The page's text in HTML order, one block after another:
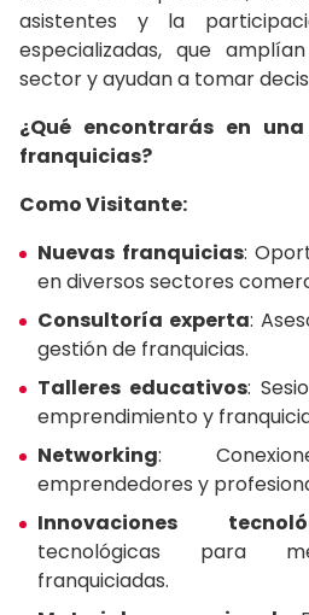
asistentes y la
especializadas, que
sector y ayudan a tomar
¿Qué encontrarás en
franquicias?
Como Visitante:
Nuevas franquicias:
en diversos sectores
Consultoría experta:
gestión de franquicias.
Talleres educativos:
emprendimiento y
Networking:
emprendedores y
Innovaciones
tecnológicas para
franquiciadas.